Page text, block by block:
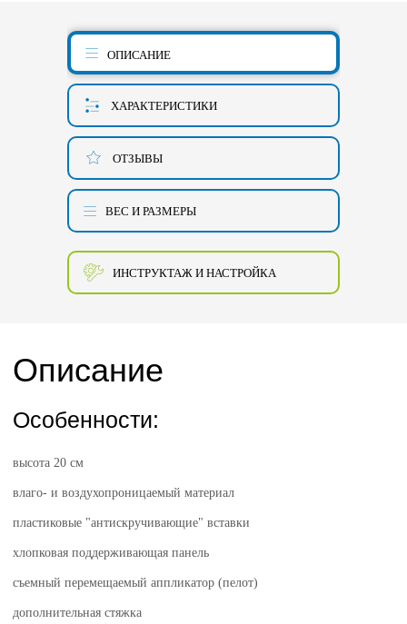
ОПИСАНИЕ
ХАРАКТЕРИСТИКИ
ОТЗЫВЫ
ВЕС И РАЗМЕРЫ
ИНСТРУКТАЖ И НАСТРОЙКА
Описание
Особенности:
высота 20 см
влаго- и воздухопроницаемый материал
пластиковые "антискручивающие" вставки
хлопковая поддерживающая панель
съемный перемещаемый аппликатор (пелот)
дополнительная стяжка